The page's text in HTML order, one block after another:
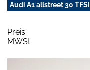
Audi A1 allstreet 30 TFSI
Preis:
MWSt: